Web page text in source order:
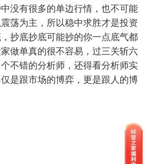
没有很多的单边行情，也不可能
荡为主，所以稳中求胜才是投资
抄底抄底可能抄的你一点底气都
做单真的很不容易，过三关斩六
不错的分析师，还得看分析师实
是跟市场的博弈，更是跟人的博